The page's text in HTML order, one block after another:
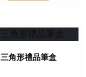
三角形禮品筆盒